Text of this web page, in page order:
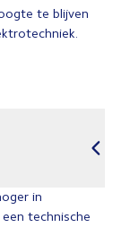
te blijven
in
technische